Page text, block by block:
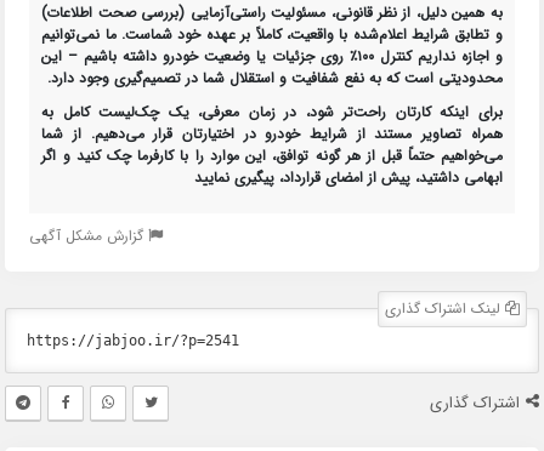
به همین دلیل، از نظر قانونی، مسئولیت راستی‌آزمایی (بررسی صحت اطلاعات)
و تطابق شرایط اعلام‌شده با واقعیت، کاملاً بر عهده خود شماست. ما نمی‌توانیم
و اجازه نداریم کنترل ۱۰۰٪ روی جزئیات یا وضعیت خودرو داشته باشیم – این
محدودیتی است که به نفع شفافیت و استقلال شما در تصمیم‌گیری وجود دارد.
برای اینکه کارتان راحت‌تر شود، در زمان معرفی، یکچک‌لیست کامل به
همراهتصاویر مستند از شرایط خودرودر اختیارتان قرار می‌دهیم. از شما
می‌خواهیم حتماً قبل از هر گونه توافق، این موارد را با کارفرما چک کنید و اگر
ابهامی داشتید، پیش از امضای قرارداد، پیگیری نمایید
گزارش مشکل آگهی
لینک اشتراک گذاری
اشتراک گذاری